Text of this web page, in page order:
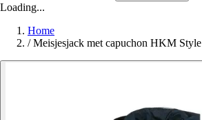
Loading...
Home
/ Meisjesjack met capuchon HKM Style